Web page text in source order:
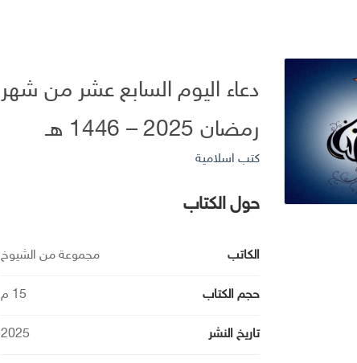
دعاء اليوم السابع عشر من شهر
رمضان 2025 – 1446 هـ
كتب اسلامية
حول الكتاب
الكاتب مجموعة من الشيوخ
حجم الكتاب 15 م
تاريخ النشر 2025